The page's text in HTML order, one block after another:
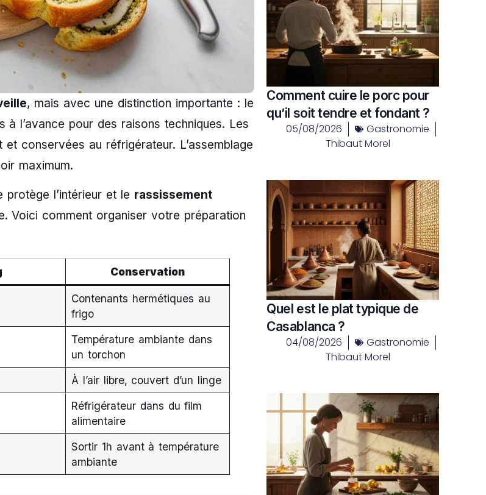
, mais avec une distinction importante : le
l’avance pour des raisons techniques. Les
conservées au réfrigérateur. L’assemblage
maximum.
l’intérieur et le rassissement
Voici comment organiser votre préparation
Conservation
Contenants hermétiques au
frigo
Température ambiante dans
un torchon
À l’air libre, couvert d’un linge
Réfrigérateur dans du film
alimentaire
Sortir 1h avant à température
ambiante
Comment cuire le porc pour
qu’il soit tendre et fondant ?
05/08/2026
Gastronomie
Thibaut Morel
Quel est le plat typique de
Casablanca ?
04/08/2026
Gastronomie
Thibaut Morel